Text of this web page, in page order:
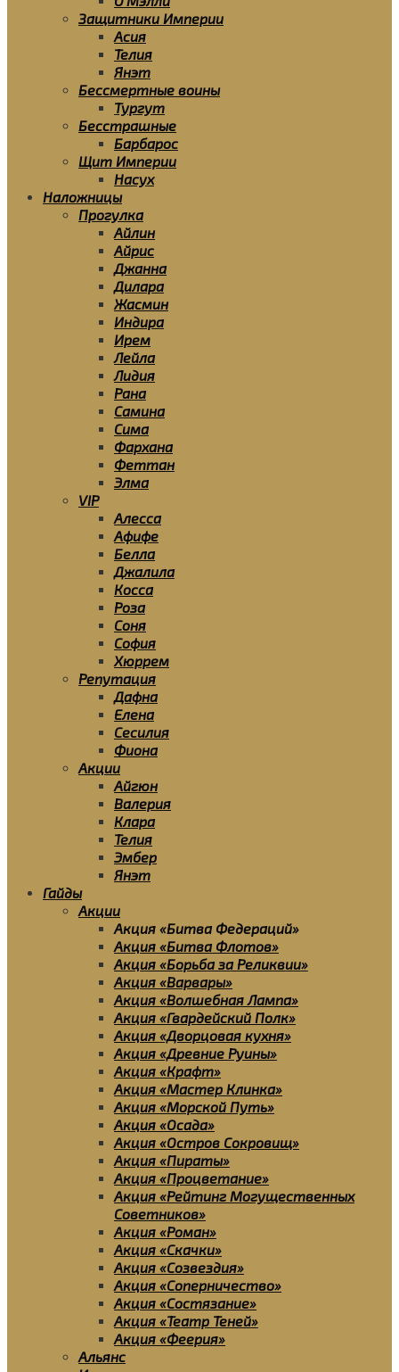
Защитники Империи
Асия
Телия
Янэт
Бессмертные воины
Тургут
Бесстрашные
Барбарос
Щит Империи
Насух
Наложницы
Прогулка
Айлин
Айрис
Джанна
Дилара
Жасмин
Индира
Ирем
Лейла
Лидия
Рана
Самина
Сима
Фархана
Феттан
Элма
VIP
Алесса
Афифе
Белла
Джалила
Косса
Роза
Соня
София
Хюррем
Репутация
Дафна
Елена
Сесилия
Фиона
Акции
Айгюн
Валерия
Клара
Телия
Эмбер
Янэт
Гайды
Акции
Акция «Битва Федераций»
Акция «Битва Флотов»
Акция «Борьба за Реликвии»
Акция «Варвары»
Акция «Волшебная Лампа»
Акция «Гвардейский Полк»
Акция «Дворцовая кухня»
Акция «Древние Руины»
Акция «Крафт»
Акция «Мастер Клинка»
Акция «Морской Путь»
Акция «Осада»
Акция «Остров Сокровищ»
Акция «Пираты»
Акция «Процветание»
Акция «Рейтинг Могущественных
Советников»
Акция «Роман»
Акция «Скачки»
Акция «Созвездия»
Акция «Соперничество»
Акция «Состязание»
Акция «Театр Теней»
Акция «Феерия»
Альянс